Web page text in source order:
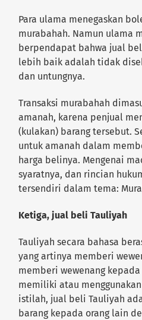
Para ulama menegaskan
murabahah. Namun ulama
berpendapat bahwa jual
lebih baik adalah tidak
dan untungnya.
Transaksi murabahah
amanah, karena penjual
(kulakan) barang tersebut.
untuk amanah dalam
harga belinya. Mengenai
syaratnya, dan rincian
tersendiri dalam tema:
Ketiga, jual beli Tauliyah
Tauliyah secara bahasa
yang artinya memberi
memberi wewenang
memiliki atau
istilah, jual beli Tauliyah
barang kepada orang lain